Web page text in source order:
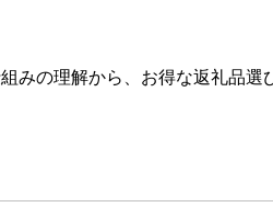
みの理解から、お得な返礼品選